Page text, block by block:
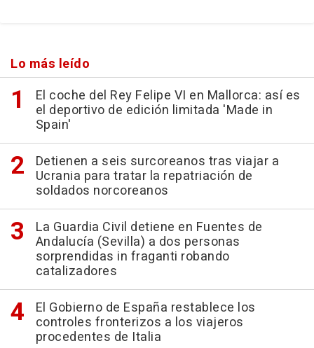
Lo más leído
El coche del Rey Felipe VI en Mallorca: así es
el deportivo de edición limitada 'Made in
Spain'
Detienen a seis surcoreanos tras viajar a
Ucrania para tratar la repatriación de
soldados norcoreanos
La Guardia Civil detiene en Fuentes de
Andalucía (Sevilla) a dos personas
sorprendidas in fraganti robando
catalizadores
El Gobierno de España restablece los
controles fronterizos a los viajeros
procedentes de Italia